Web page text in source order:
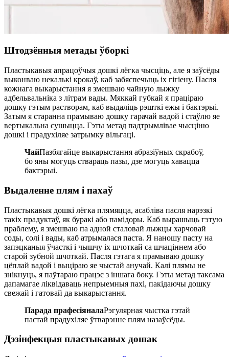
Штодзённыя метады ўборкі
Пластыкавыя апрацоўчыя дошкі лёгка чысціць, але я заўсёды
выконваю некалькі крокаў, каб забяспечыць іх гігіену. Пасля
кожнага выкарыстання я змешваю чайную лыжку
адбельвальніка з літрам вады. Мяккай губкай я праціраю
дошку гэтым растворам, каб выдаліць рэшткі ежы і бактэрыі.
Затым я старанна прамываю дошку гарачай вадой і стаўлю яе
вертыкальна сушыцца. Гэты метад падтрымлівае чысціню
дошкі і прадухіляе затрымку вільгаці.
ЧайПазбягайце выкарыстання абразіўных скрабоў,
бо яны могуць ствараць пазы, дзе могуць хавацца
бактэрыі.
Выдаленне плям і пахаў
Пластыкавыя дошкі лёгка плямяцца, асабліва пасля нарэзкі
такіх прадуктаў, як буракі або памідоры. Каб вырашыць гэтую
праблему, я змешваю па адной сталовай лыжцы харчовай
соды, солі і вады, каб атрымалася паста. Я наношу пасту на
запэцканыя ўчасткі і чышчу іх шчоткай са шчаціннем або
старой зубной шчоткай. Пасля гэтага я прамываю дошку
цёплай вадой і выціраю яе чыстай анучай. Калі плямы не
знікнуць, я паўтараю працэс з іншага боку. Гэты метад таксама
дапамагае ліквідаваць непрыемныя пахі, пакідаючы дошку
свежай і гатовай да выкарыстання.
Парада прафесіяналаРэгулярная чыстка гэтай
пастай прадухіляе ўтварэнне плям назаўсёды.
Дэзінфекцыя пластыкавых дошак